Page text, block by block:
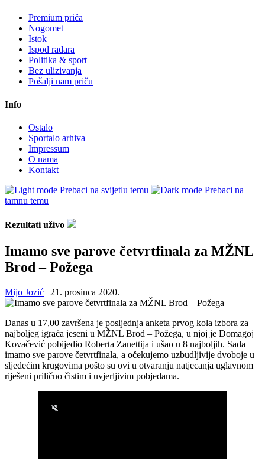
Premium priča
Nogomet
Istok
Ispod radara
Politika & sport
Bez ulizivanja
Pošalji nam priču
Info
Ostalo
Sportalo arhiva
Impressum
O nama
Kontakt
Prebaci na svijetlu temu
Prebaci na
tamnu temu
Rezultati uživo
Imamo sve parove četvrtfinala za MŽNL
Brod – Požega
Mijo Jozić | 21. prosinca 2020.
Danas u 17,00 završena je posljednja anketa prvog kola izbora za
najboljeg igrača jeseni u MŽNL Brod – Požega, u njoj je Domagoj
Kovačević pobijedio Roberta Zanettija i ušao u 8 najboljih. Sada
imamo sve parove četvrtfinala, a očekujemo uzbudljivije dvoboje u
sljedećim krugovima pošto su ovi u otvaranju natjecanja uglavnom
riješeni prilično čistim i uvjerljivim pobjedama.